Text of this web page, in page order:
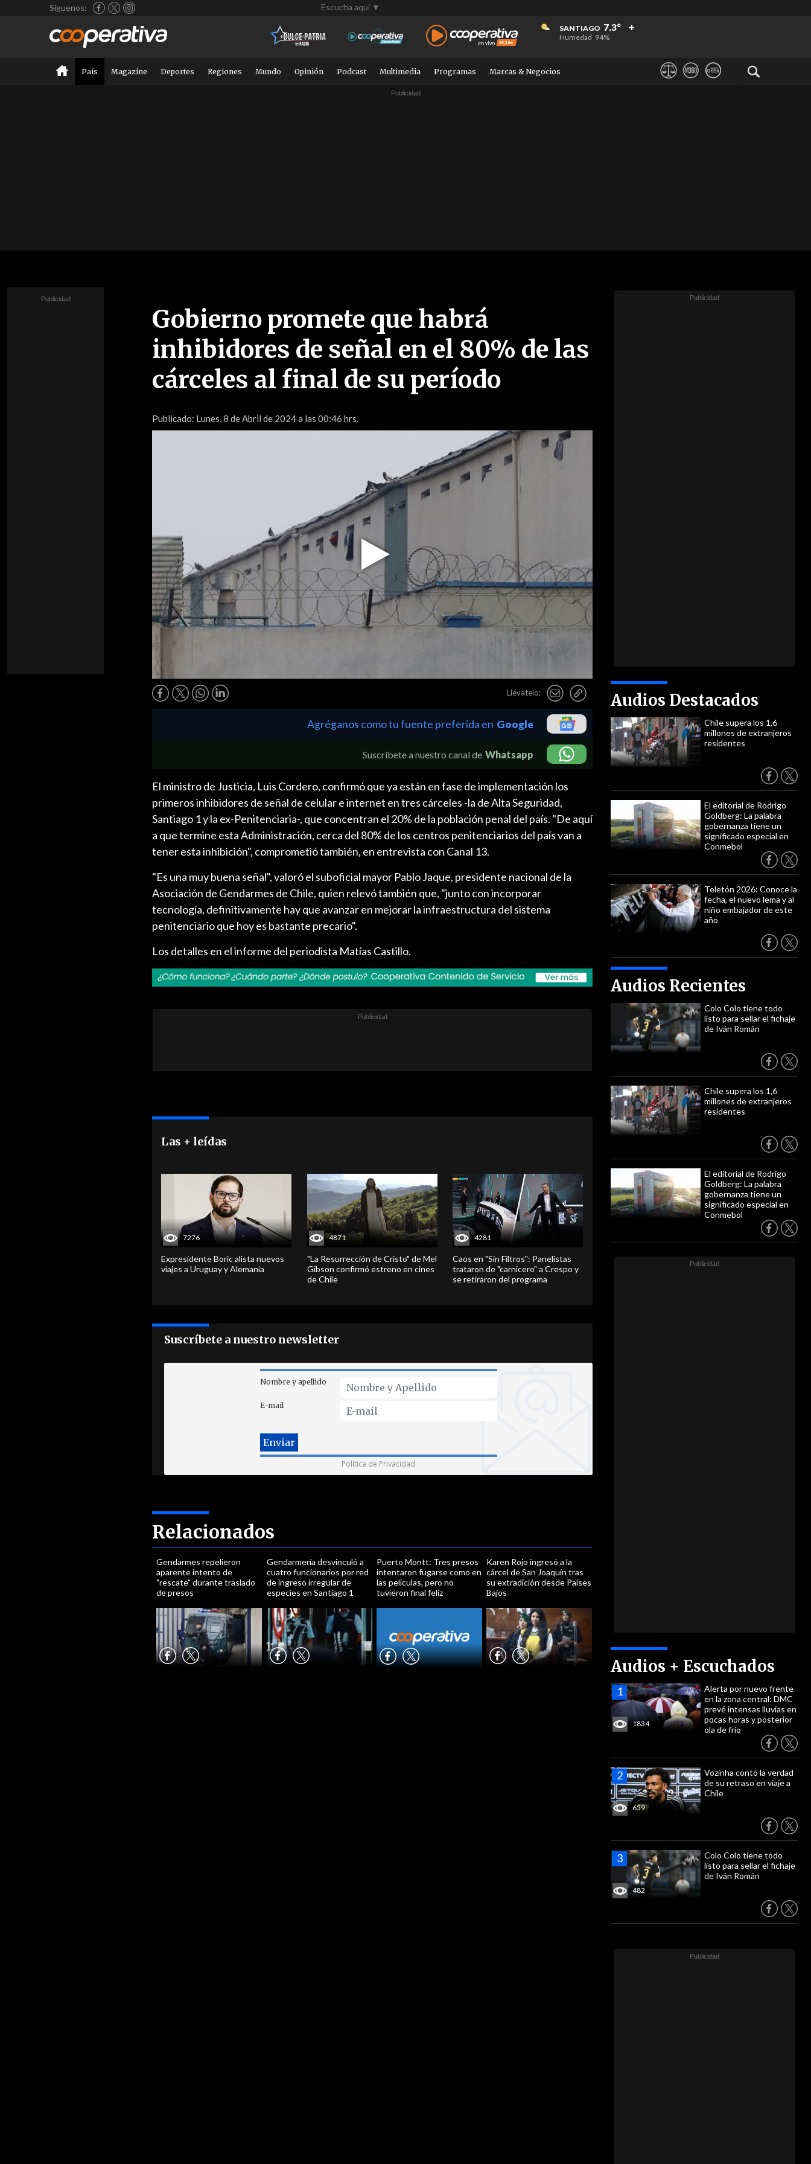
Síguenos: Escucha aquí ▼
SANTIAGO 7.3°
Humedad 94%
+
+
+
País Magazine Deportes Regiones Mundo Opinión Podcast Multimedia Programas Marcas & Negocios
Gobierno promete que habrá
inhibidores de señal en el 80% de las
cárceles al final de su período
Publicado: Lunes, 8 de Abril de 2024 a las 00:46 hrs.
Play
Video
Llévatelo: Audios Destacados
Chile supera los 1,6
millones de extranjeros
residentes
El editorial de Rodrigo
Goldberg: La palabra
gobernanza tiene un
significado especial en
Conmebol
Teletón 2026: Conoce la
fecha, el nuevo lema y al
niño embajador de este
año
Audios Recientes
Colo Colo tiene todo
listo para sellar el fichaje
de Iván Román
Chile supera los 1,6
millones de extranjeros
residentes
El editorial de Rodrigo
Goldberg: La palabra
gobernanza tiene un
significado especial en
Conmebol
Audios + Escuchados
1834
Alerta por nuevo frente
en la zona central: DMC
prevé intensas lluvias en
pocas horas y posterior
ola de frío
659
Vozinha contó la verdad
de su retraso en viaje a
Chile
482
Colo Colo tiene todo
listo para sellar el fichaje
de Iván Román
Agréganos como tu fuente preferida en Google
Suscríbete a nuestro canal de Whatsapp
El ministro de Justicia, Luis Cordero, confirmó que ya están en fase de implementación los
primeros inhibidores de señal de celular e internet en tres cárceles -la de Alta Seguridad,
Santiago 1 y la ex-Penitenciaria-, que concentran el 20% de la población penal del país. "De aquí
a que termine esta Administración, cerca del 80% de los centros penitenciarios del país van a
tener esta inhibición", comprometió también, en entrevista con Canal 13.
"Es una muy buena señal", valoró el suboficial mayor Pablo Jaque, presidente nacional de la
Asociación de Gendarmes de Chile, quien relevó también que, "junto con incorporar
tecnología, definitivamente hay que avanzar en mejorar la infraestructura del sistema
penitenciario que hoy es bastante precario".
Los detalles en el informe del periodista Matías Castillo.
Las + leídas
7276
Expresidente Boric alista nuevos
viajes a Uruguay y Alemania
4871
"La Resurrección de Cristo" de Mel
Gibson confirmó estreno en cines
de Chile
4281
Caos en "Sin Filtros": Panelistas
trataron de "carnicero" a Crespo y
se retiraron del programa
Suscríbete a nuestro newsletter
Nombre y apellido
E-mail
Política de Privacidad
Relacionados
Gendarmes repelieron
aparente intento de
"rescate" durante traslado
de presos
Gendarmería desvinculó a
cuatro funcionarios por red
de ingreso irregular de
especies en Santiago 1
Puerto Montt: Tres presos
intentaron fugarse como en
las películas, pero no
tuvieron final feliz
Karen Rojo ingresó a la
cárcel de San Joaquín tras
su extradición desde Países
Bajos